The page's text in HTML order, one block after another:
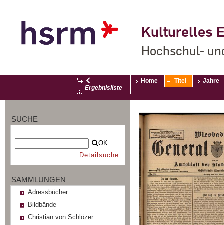
Kulturelles
Hochschul-
Ergebnisliste
Home Titel Jahre
SUCHE
OK
Detailsuche
SAMMLUNGEN
Adressbücher
Bildbände
Christian von Schlözer